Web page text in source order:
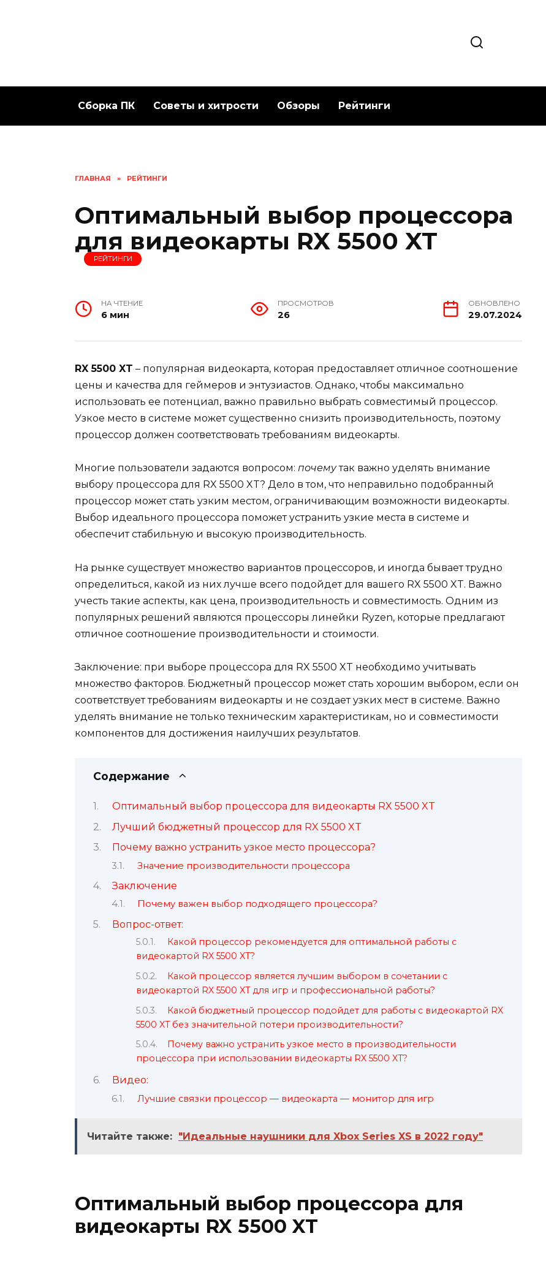
Сборка ПК Советы и хитрости Обзоры Рейтинги
ГЛАВНАЯ » РЕЙТИНГИ
Оптимальный выбор процессора
для видеокарты RX 5500 XT
РЕЙТИНГИ
НА ЧТЕНИЕ
6 мин
ПРОСМОТРОВ
26
ОБНОВЛЕНО
29.07.2024
RX 5500 XT – популярная видеокарта, которая предоставляет отличное соотношение
цены и качества для геймеров и энтузиастов. Однако, чтобы максимально
использовать ее потенциал, важно правильно выбрать совместимый процессор.
Узкое место в системе может существенно снизить производительность, поэтому
процессор должен соответствовать требованиям видеокарты.
Многие пользователи задаются вопросом: почемутак важно уделять внимание
выбору процессора для RX 5500 XT? Дело в том, что неправильно подобранный
процессор может стать узким местом, ограничивающим возможности видеокарты.
Выбор идеального процессора поможет устранить узкие места в системе и
обеспечит стабильную и высокую производительность.
На рынке существует множество вариантов процессоров, и иногда бывает трудно
определиться, какой из них лучше всего подойдет для вашего RX 5500 XT. Важно
учесть такие аспекты, как цена, производительность и совместимость. Одним из
популярных решений являются процессоры линейки Ryzen, которые предлагают
отличное соотношение производительности и стоимости.
Заключение: при выборе процессора для RX 5500 XT необходимо учитывать
множество факторов. Бюджетный процессор может стать хорошим выбором, если он
соответствует требованиям видеокарты и не создает узких мест в системе. Важно
уделять внимание не только техническим характеристикам, но и совместимости
компонентов для достижения наилучших результатов.
Содержание
Оптимальный выбор процессора для видеокарты RX 5500 XT
Лучший бюджетный процессор для RX 5500 XT
Почему важно устранить узкое место процессора?
Значение производительности процессора
Заключение
Почему важен выбор подходящего процессора?
Вопрос-ответ:
Какой процессор рекомендуется для оптимальной работы с
видеокартой RX 5500 XT?
Какой процессор является лучшим выбором в сочетании с
видеокартой RX 5500 XT для игр и профессиональной работы?
Какой бюджетный процессор подойдет для работы с видеокартой RX
5500 XT без значительной потери производительности?
Почему важно устранить узкое место в производительности
процессора при использовании видеокарты RX 5500 XT?
Видео:
Лучшие связки процессор — видеокарта — монитор для игр
Читайте также: "Идеальные наушники для Xbox Series XS в 2022 году"
Оптимальный выбор процессора для
видеокарты RX 5500 XT